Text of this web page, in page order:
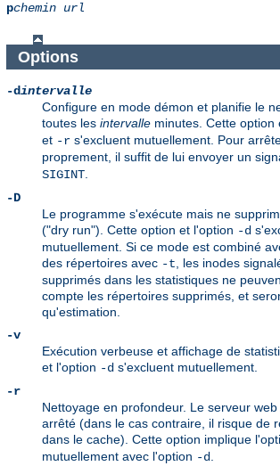
pchemin url
Options
-dintervalle
Configure en mode démon et planifie le
toutes les intervalle minutes. Cette option
et -r s'excluent mutuellement. Pour
proprement, il suffit de lui envoyer un
SIGINT.
-D
Le programme s'exécute mais ne
("dry run"). Cette option et l'option -d
mutuellement. Si ce mode est combiné
des répertoires avec -t, les inodes
supprimés dans les statistiques ne
compte les répertoires supprimés, et
qu'estimation.
-v
Exécution verbeuse et affichage de
et l'option -d s'excluent mutuellement.
-r
Nettoyage en profondeur. Le serveur
arrêté (dans le cas contraire, il risque de
dans le cache). Cette option implique
mutuellement avec l'option -d.